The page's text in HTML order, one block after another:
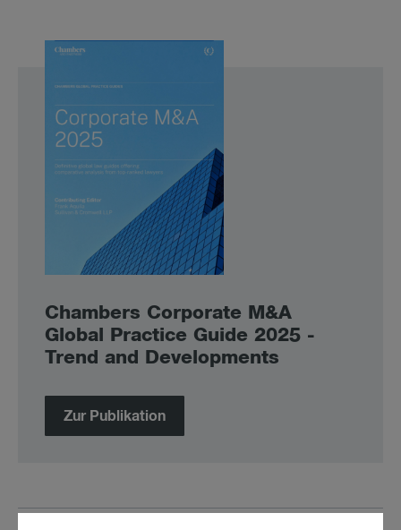
Cham­bers Cor­po­ra­te M&A
Glo­bal Prac­tice Gui­de 2025 -
Trend and De­ve­lop­ments
Zur Publikation